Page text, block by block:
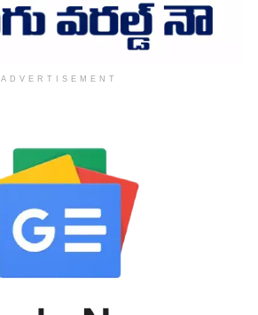
ADVERTISEMENT